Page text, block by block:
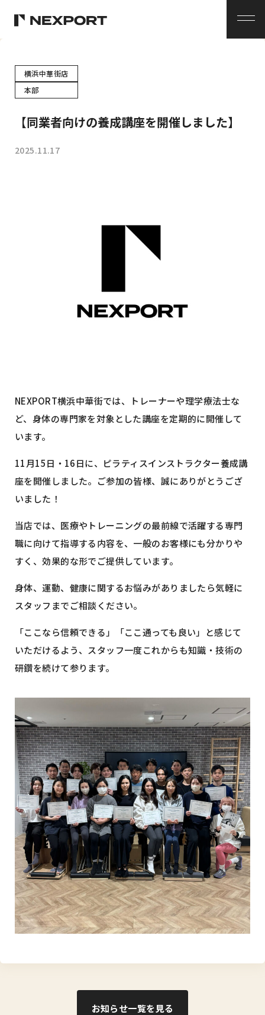
メ
横浜中華街店
本部
【同業者向けの養成講座を開催しました】
2025.11.17
NEXPORT横浜中華街では、トレーナーや理学療法士な
ど、身体の専門家を対象とした講座を定期的に開催して
います。
11月15日・16日に、ピラティスインストラクター養成講
座を開催しました。ご参加の皆様、誠にありがとうござ
いました！
当店では、医療やトレーニングの最前線で活躍する専門
職に向けて指導する内容を、一般のお客様にも分かりや
すく、効果的な形でご提供しています。
身体、運動、健康に関するお悩みがありましたら気軽に
スタッフまでご相談ください。
「ここなら信頼できる」「ここ通っても良い」と感じて
いただけるよう、スタッフ一度これからも知識・技術の
研鑽を続けて参ります。
お知らせ一覧を見る